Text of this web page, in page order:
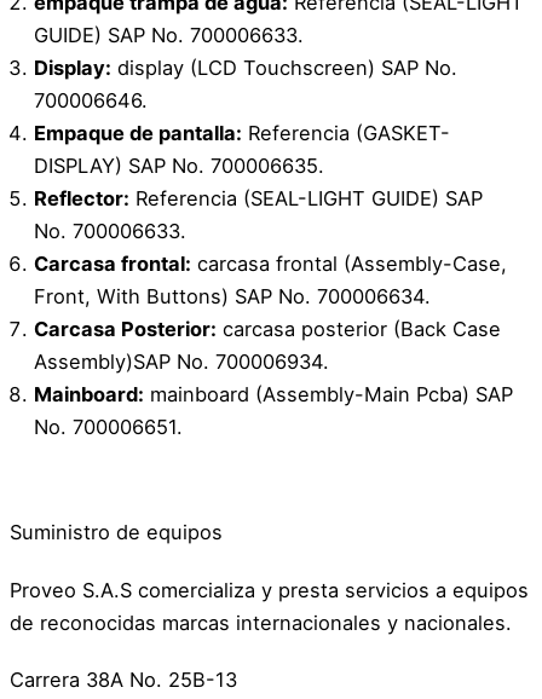
GUIDE) SAP No. 700006633.
Display: display (LCD Touchscreen) SAP No.
700006646.
Empaque de pantalla: Referencia (GASKET-
DISPLAY) SAP No. 700006635.
Reflector: Referencia (SEAL-LIGHT GUIDE) SAP
No. 700006633.
Carcasa frontal: carcasa frontal (Assembly-Case,
Front, With Buttons) SAP No. 700006634.
Carcasa Posterior: carcasa posterior (Back Case
Assembly)SAP No. 700006934.
Mainboard: mainboard (Assembly-Main Pcba) SAP
No. 700006651.
Suministro de equipos
Proveo S.A.S comercializa y presta servicios a equipos
de reconocidas marcas internacionales y nacionales.
Carrera 38A No. 25B-13